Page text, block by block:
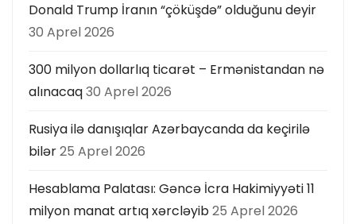
Donald Trump İranın “çöküşdə” olduğunu deyir
30 Aprel 2026
300 milyon dollarlıq ticarət – Ermənistandan nə
alınacaq30 Aprel 2026
Rusiya ilə danışıqlar Azərbaycanda da keçirilə
bilər25 Aprel 2026
Hesablama Palatası: Gəncə İcra Hakimiyyəti 11
milyon manat artıq xərcləyib25 Aprel 2026